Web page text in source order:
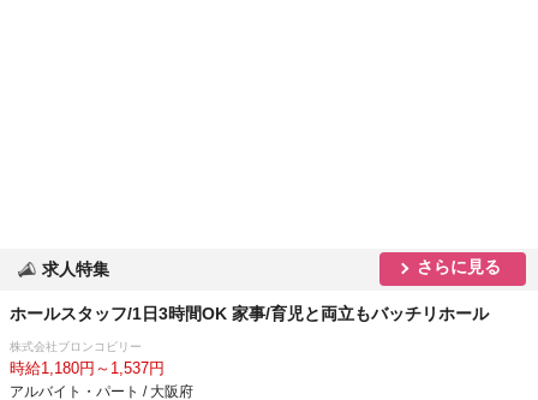
求人特集 さらに見る
ホールスタッフ/1日3時間OK 家事/育児と両立もバッチリホール
株式会社ブロンコビリー
時給1,180円～1,537円
アルバイト・パート / 大阪府